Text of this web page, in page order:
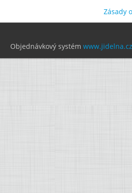
Zásady
Objednávkový systém www.jidelna.cz